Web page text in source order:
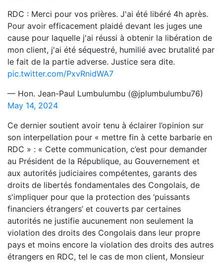
RDC : Merci pour vos prières. J'ai été libéré 4h après.
Pour avoir efficacement plaidé devant les juges une
cause pour laquelle j'ai réussi à obtenir la libération de
mon client, j'ai été séquestré, humilié avec brutalité par
le fait de la partie adverse. Justice sera dite.
pic.twitter.com/PxvRnidWA7
— Hon. Jean-Paul Lumbulumbu (@jplumbulumbu76)
May 14, 2024
Ce dernier soutient avoir tenu à éclairer l’opinion sur
son interpellation pour « mettre fin à cette barbarie en
RDC » : « Cette communication, c’est pour demander
au Président de la République, au Gouvernement et
aux autorités judiciaires compétentes, garants des
droits de libertés fondamentales des Congolais, de
s'impliquer pour que la protection des ‘puissants
financiers étrangers’ et couverts par certaines
autorités ne justifie aucunement non seulement la
violation des droits des Congolais dans leur propre
pays et moins encore la violation des droits des autres
étrangers en RDC, tel le cas de mon client, Monsieur